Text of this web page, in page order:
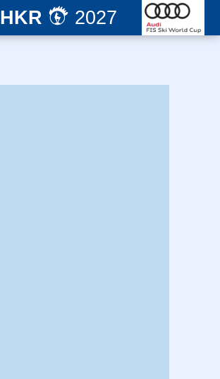
HKR 2027